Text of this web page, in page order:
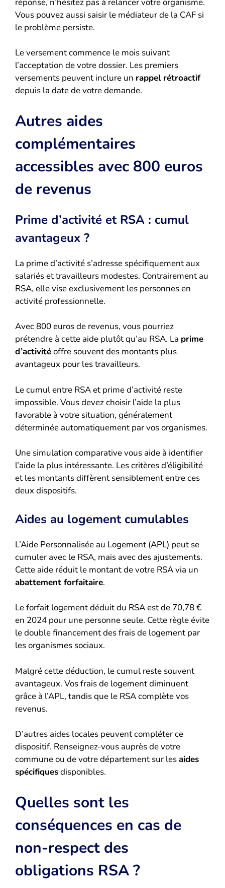
Vous pouvez aussi saisir le médiateur de la CAF si
le problème persiste.
Le versement commence le mois suivant
l’acceptation de votre dossier. Les premiers
versements peuvent inclure un rappel rétroactif
depuis la date de votre demande.
Autres aides
complémentaires
accessibles avec 800 euros
de revenus
Prime d’activité et RSA : cumul
avantageux ?
La prime d’activité s’adresse spécifiquement aux
salariés et travailleurs modestes. Contrairement au
RSA, elle vise exclusivement les personnes en
activité professionnelle.
Avec 800 euros de revenus, vous pourriez
prétendre à cette aide plutôt qu’au RSA. La prime
d’activitéoffre souvent des montants plus
avantageux pour les travailleurs.
Le cumul entre RSA et prime d’activité reste
impossible. Vous devez choisir l’aide la plus
favorable à votre situation, généralement
déterminée automatiquement par vos organismes.
Une simulation comparative vous aide à identifier
l’aide la plus intéressante. Les critères d’éligibilité
et les montants diffèrent sensiblement entre ces
deux dispositifs.
Aides au logement cumulables
L’Aide Personnalisée au Logement (APL) peut se
cumuler avec le RSA, mais avec des ajustements.
Cette aide réduit le montant de votre RSA via un
abattement forfaitaire.
Le forfait logement déduit du RSA est de 70,78 €
en 2024 pour une personne seule. Cette règle évite
le double financement des frais de logement par
les organismes sociaux.
Malgré cette déduction, le cumul reste souvent
avantageux. Vos frais de logement diminuent
grâce à l’APL, tandis que le RSA complète vos
revenus.
D’autres aides locales peuvent compléter ce
dispositif. Renseignez-vous auprès de votre
commune ou de votre département sur lesaides
spécifiquesdisponibles.
Quelles sont les
conséquences en cas de
non-respect des
obligations RSA ?